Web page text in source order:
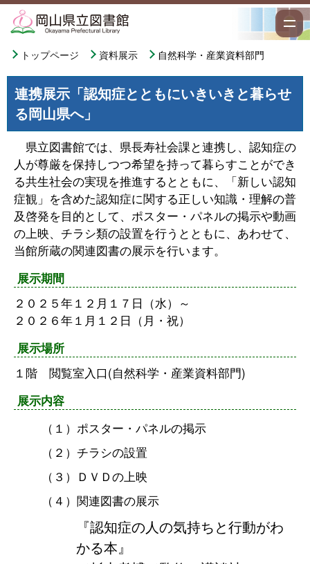
トップページ 資料展示 自然科学・産業資料部門
連携展示「認知症とともにいきいきと暮らせ
る岡山県へ」
県立図書館では、県長寿社会課と連携し、認知症の
人が尊厳を保持しつつ希望を持って暮らすことができ
る共生社会の実現を推進するとともに、「新しい認知
症観」を含めた認知症に関する正しい知識・理解の普
及啓発を目的として、ポスター・パネルの掲示や動画
の上映、チラシ類の設置を行うとともに、あわせて、
当館所蔵の関連図書の展示を行います。
展示期間
２０２５年１２月１７日（水）～
２０２６年１月１２日（月・祝）
展示場所
１階 閲覧室入口(自然科学・産業資料部門)
展示内容
（１）ポスター・パネルの掲示
（２）チラシの設置
（３）ＤＶＤの上映
（４）関連図書の展示
『認知症の人の気持ちと行動がわ
かる本』